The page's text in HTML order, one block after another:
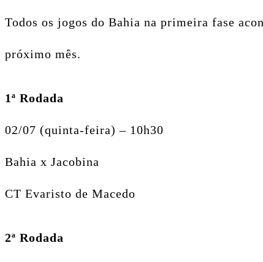
Todos os jogos do Bahia na primeira fase
próximo mês.
1ª Rodada
02/07 (quinta-feira) – 10h30
Bahia x Jacobina
CT Evaristo de Macedo
2ª Rodada